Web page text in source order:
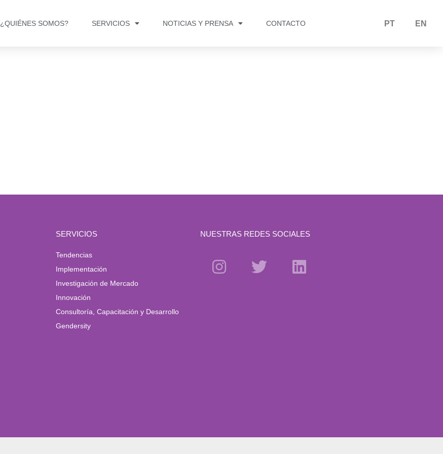
¿QUIÉNES SOMOS? SERVICIOS NOTICIAS Y PRENSA CONTACTO PT EN
SERVICIOS
Tendencias
Implementación
Investigación de Mercado
Innovación
Consultoría, Capacitación y Desarrollo
Gendersity
NUESTRAS REDES SOCIALES